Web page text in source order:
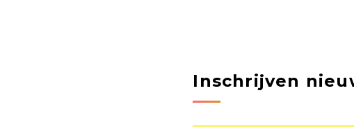
Inschrijven